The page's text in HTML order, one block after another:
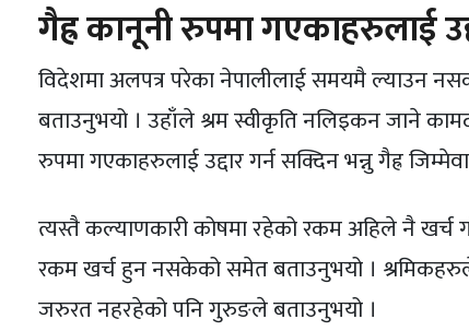
गैह्र कानूनी रुपमा गएकाहरुलाई
विदेशमा अलपत्र परेका नेपालीलाई समयमै ल्याउन
बताउनुभयो । उहाँले श्रम स्वीकृति नलिइकन जाने
रुपमा गएकाहरुलाई उद्दार गर्न सक्दिन भन्नु गैह्र
त्यस्तै कल्याणकारी कोषमा रहेको रकम अहिले नै खर्च
रकम खर्च हुन नसकेको समेत बताउनुभयो ।
जरुरत नहरहेको पनि गुरुङले बताउनुभयो ।